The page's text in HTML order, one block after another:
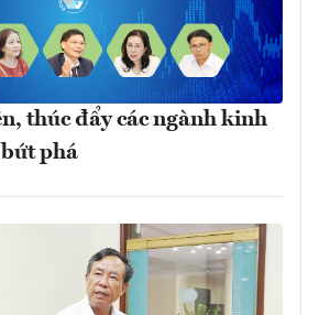
thúc đẩy các ngành kinh
phá